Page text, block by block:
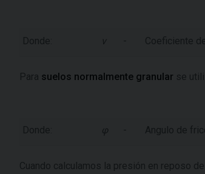
Donde: ν - Coeficiente
Para suelos normalmente granular se
Donde: φ - Angulo de
Cuando calculamos la presión en reposo